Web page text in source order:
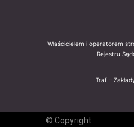
Właścicielem i operatorem
Rejestru
Traf –
© Copyright